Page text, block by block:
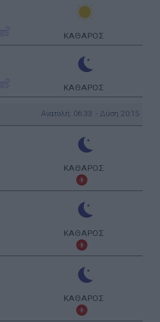
ΚΑΘΑΡΟΣ
ΚΑΘΑΡΟΣ
Ανατολή: 06:33 - Δύση 20:15
ΚΑΘΑΡΟΣ
ΚΑΘΑΡΟΣ
ΚΑΘΑΡΟΣ